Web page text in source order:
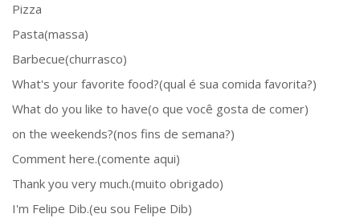
Pizza
Pasta(massa)
Barbecue(churrasco)
What's your favorite food?(qual é sua comida favorita?)
What do you like to have(o que você gosta de comer)
on the weekends?(nos fins de semana?)
Comment here.(comente aqui)
Thank you very much.(muito obrigado)
I'm Felipe Dib.(eu sou Felipe Dib)